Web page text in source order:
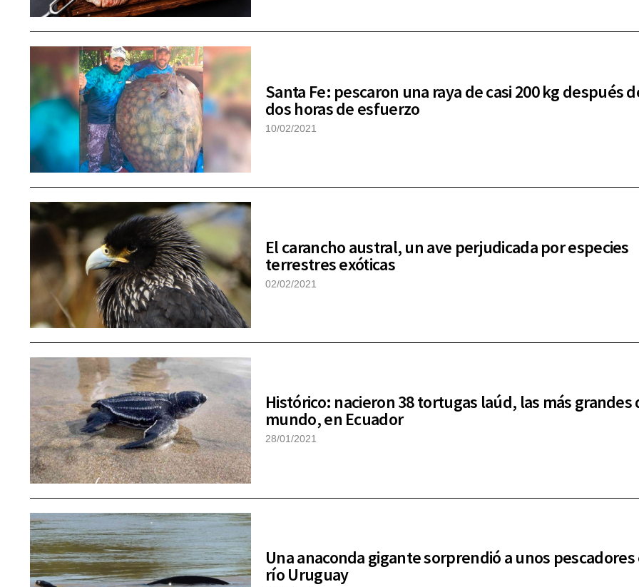
Santa Fe: pescaron una raya de casi 200 kg después
dos horas de esfuerzo
10/02/2021
El carancho austral, un ave perjudicada por especies
terrestres exóticas
02/02/2021
Histórico: nacieron 38 tortugas laúd, las más grandes
mundo, en Ecuador
28/01/2021
Una anaconda gigante sorprendió a unos
río Uruguay